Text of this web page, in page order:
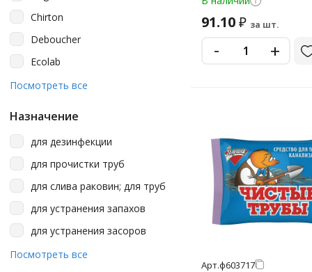
Chirton
Deboucher
Ecolab
Effect
Hadlee
Laima
Luscan
Master Fresh
Mr Muscle
MrMuscle
Посмотреть все
Назначение
для дезинфекции
для прочистки труб
для слива раковин; для труб
для устранения запахов
для устранения засоров
для чистки
Посмотреть все
91.10₽ за шт.
- +
Арт.ф603717